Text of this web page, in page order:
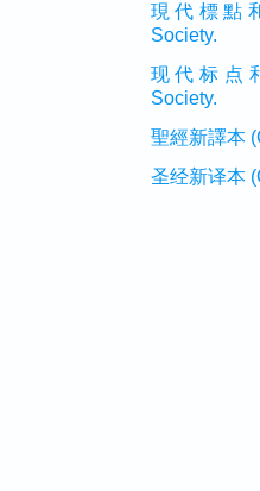
現代標點
Society.
现代标点
Society.
聖經新譯本
圣经新译本